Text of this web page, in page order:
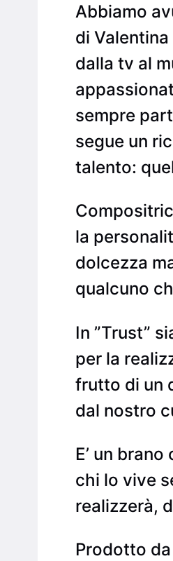
Abbiamo
di
dalla tv al
sempre
segue un
talento:
la
dolcezza
qualcuno
In ”Trust”
per la
frutto di un
dal nostro
E’ un
chi lo vive
realizzerà,
Prodotto